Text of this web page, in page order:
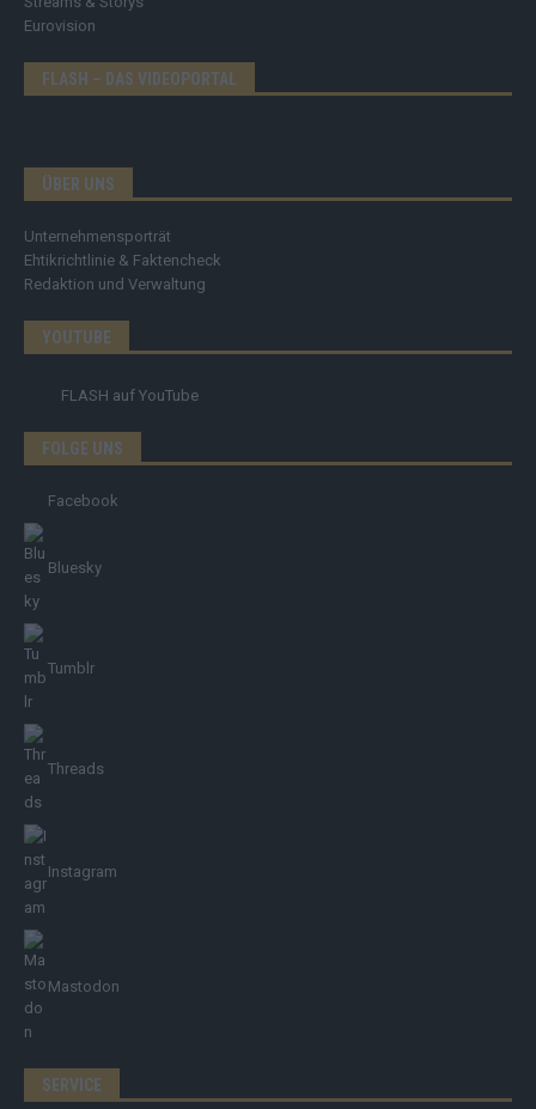
Eurovision
FLASH – DAS VIDEOPORTAL
ÜBER UNS
Unternehmensporträt
Ehtikrichtlinie & Faktencheck
Redaktion und Verwaltung
YOUTUBE
FLASH auf YouTube
FOLGE UNS
Facebook
Bluesky
Tumblr
Threads
Instagram
Mastodon
SERVICE